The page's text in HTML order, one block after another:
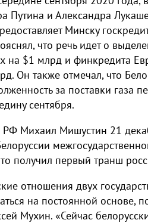
Путина и Александра
Минску
что речь идет о
на $1 млрд и финкредита
Он также отмечал, что
за поставки газа
сентября.
Михаил Мишустин 21
получил первый транш
отношения двух
на постоянной основе,
Мухин. «Сейчас